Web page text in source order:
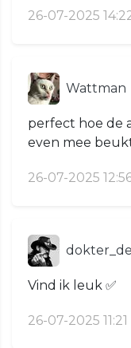
26-07-2025
Wattman
perfect hoe de
even mee
26-07-2025
Vind ik leuk ✅
26-07-2025 11:21